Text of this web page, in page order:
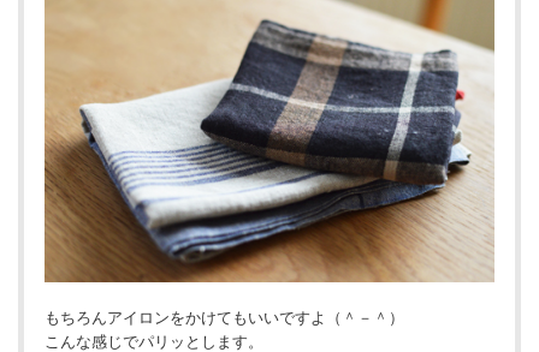
もちろんアイロンをかけてもいいですよ（＾－＾）
こんな感じでパリッとします。